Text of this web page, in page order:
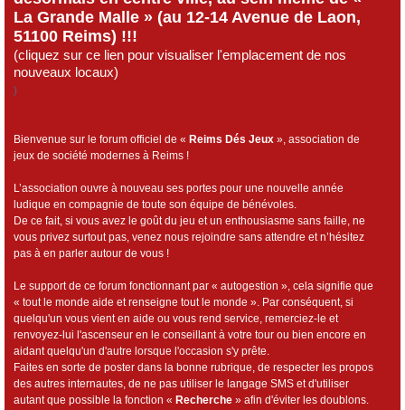
La Grande Malle » (au 12-14 Avenue de Laon,
51100 Reims) !!!
(cliquez sur ce lien pour visualiser l'emplacement de nos
nouveaux locaux)
)
Bienvenue sur le forum officiel de « Reims Dés Jeux », association de
jeux de société modernes à Reims !
L’association ouvre à nouveau ses portes pour une nouvelle année
ludique en compagnie de toute son équipe de bénévoles.
De ce fait, si vous avez le goût du jeu et un enthousiasme sans faille, ne
vous privez surtout pas, venez nous rejoindre sans attendre et n’hésitez
pas à en parler autour de vous !
Le support de ce forum fonctionnant par « autogestion », cela signifie que
« tout le monde aide et renseigne tout le monde ». Par conséquent, si
quelqu'un vous vient en aide ou vous rend service, remerciez-le et
renvoyez-lui l'ascenseur en le conseillant à votre tour ou bien encore en
aidant quelqu'un d'autre lorsque l'occasion s'y prête.
Faites en sorte de poster dans la bonne rubrique, de respecter les propos
des autres internautes, de ne pas utiliser le langage SMS et d'utiliser
autant que possible la fonction « Recherche » afin d'éviter les doublons.